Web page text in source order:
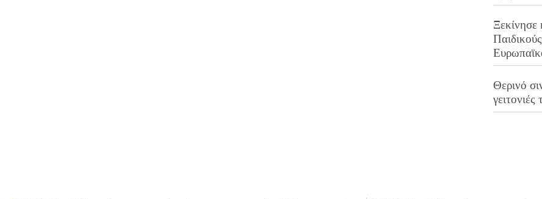
Ξεκίνησε
Θερινό